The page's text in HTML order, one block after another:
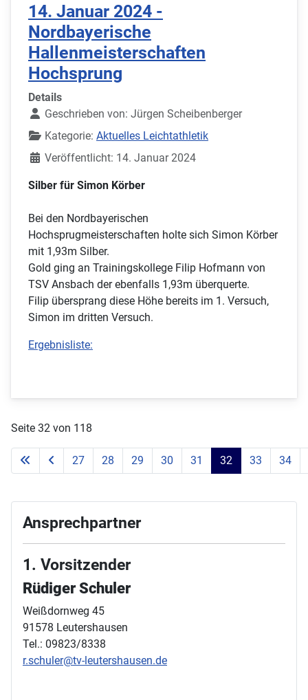
14. Januar 2024 -
Nordbayerische
Hallenmeisterschaften
Hochsprung
Details
Geschrieben von: Jürgen Scheibenberger
Kategorie: Aktuelles Leichtathletik
Veröffentlicht: 14. Januar 2024
Silber für Simon Körber
Bei den Nordbayerischen
Hochsprugmeisterschaften holte sich Simon Körber
mit 1,93m Silber.
Gold ging an Trainingskollege Filip Hofmann von
TSV Ansbach der ebenfalls 1,93m überquerte.
Filip übersprang diese Höhe bereits im 1. Versuch,
Simon im dritten Versuch.
Ergebnisliste:
Seite 32 von 118
27 28 29 30 31 32 33 34
Ansprechpartner
1. Vorsitzender
Rüdiger Schuler
Weißdornweg 45
91578 Leutershausen
Tel.: 09823/8338
r.schuler@tv-leutershausen.de